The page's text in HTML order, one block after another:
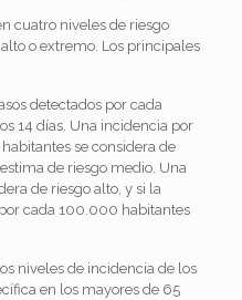
cuatro niveles de riesgo
o extremo. Los principales
detectados por cada
14 días. Una incidencia por
se considera de
de riesgo medio. Una
de riesgo alto, y si la
cada 100.000 habitantes
niveles de incidencia de los
en los mayores de 65